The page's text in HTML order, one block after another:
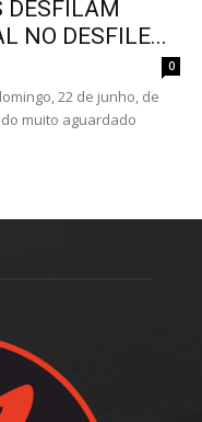
DESFILAM
NO DESFILE...
0
22 de junho, de
muito aguardado